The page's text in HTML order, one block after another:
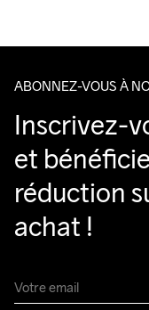
ABONNEZ-VOUS À
Inscrivez-
et
réduction
achat !